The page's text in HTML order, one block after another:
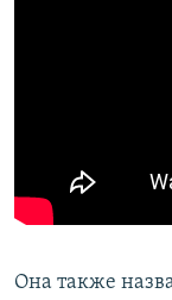
Она также